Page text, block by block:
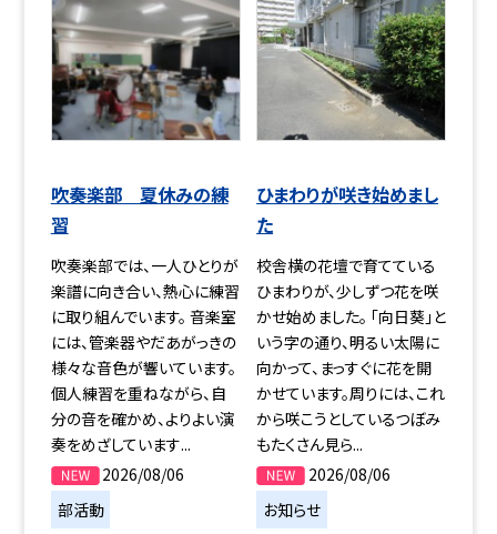
吹奏楽部 夏休みの練
習
吹奏楽部では、一人ひとりが
楽譜に向き合い、熱心に練習
に取り組んでいます。 音楽室
には、管楽器やだあがっきの
様々な音色が響いています。
個人練習を重ねながら、自
分の音を確かめ、よりよい演
奏をめざしています...
2026/08/06
部活動
ひまわりが咲き始めまし
た
校舎横の花壇で育てている
ひまわりが、少しずつ花を咲
かせ始めました。 「向日葵」と
いう字の通り、明るい太陽に
向かって、まっすぐに花を開
かせています。周りには、これ
から咲こうとしているつぼみ
もたくさん見ら...
2026/08/06
お知らせ